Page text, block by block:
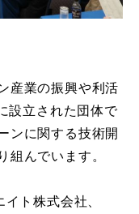
産業の振興や利活
設立された団体で
ンに関する技術開
組んでいます。
ト株式会社、